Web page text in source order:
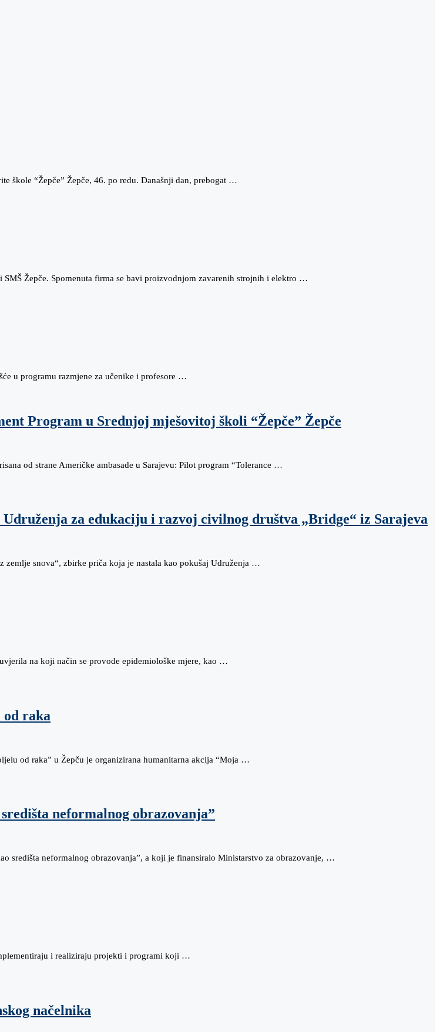
škole “Žepče” Žepče, 46. po redu. Današnji dan, prebogat …
Žepče. Spomenuta firma se bavi proizvodnjom zavarenih strojnih i elektro …
u programu razmjene za učenike i profesore …
Program u Srednjoj mješovitoj školi “Žepče” Žepče
od strane Američke ambasade u Sarajevu: Pilot program “Tolerance …
za edukaciju i razvoj civilnog društva „Bridge“ iz Sarajeva
snova“, zbirke priča koja je nastala kao pokušaj Udruženja …
na koji način se provode epidemiološke mjere, kao …
od raka
od raka” u Žepču je organizirana humanitarna akcija “Moja …
neformalnog obrazovanja”
središta neformalnog obrazovanja”, a koji je finansiralo Ministarstvo za obrazovanje, …
i realiziraju projekti i programi koji …
načelnika